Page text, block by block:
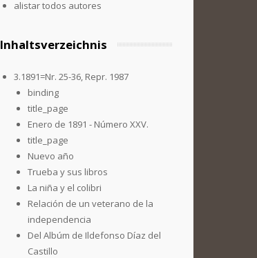
alistar todos autores
Inhaltsverzeichnis
3.1891=Nr. 25-36, Repr. 1987
binding
title_page
Enero de 1891 - Número XXV.
title_page
Nuevo año
Trueba y sus libros
La niña y el colibri
Relación de un veterano de la
independencia
Del Albúm de Ildefonso Díaz del
Castillo